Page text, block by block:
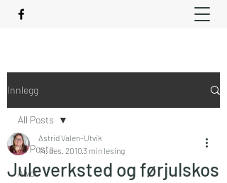
Innlegg
All Posts
Alvor
All Posts
Juleverksted og førjulskos
Astrid Valen-Utvik
14. des. 20103 min lesing